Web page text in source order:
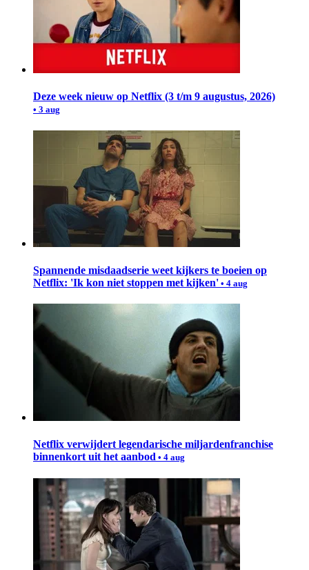
Deze week nieuw op Netflix (3 t/m 9 augustus, 2026)
• 3 aug
Spannende misdaadserie weet kijkers te boeien op
Netflix: 'Ik kon niet stoppen met kijken' • 4 aug
Netflix verwijdert legendarische miljardenfranchise
binnenkort uit het aanbod • 4 aug